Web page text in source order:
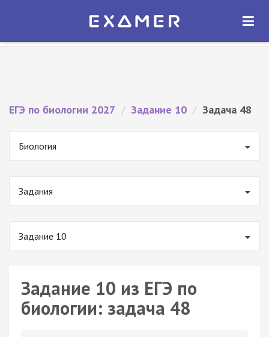
Экзамер — ЕГЭ 2027
ОТКРЫТЬ
ЕГЭ по биологии 2027 / Задание 10 / Задача 48
Биология
Задания
Задание 10
Задание 10 из ЕГЭ по
биологии: задача 48